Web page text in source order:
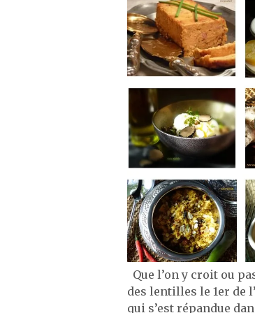
Que l’on y croit ou
des lentilles le 1er de
qui s’est répandue